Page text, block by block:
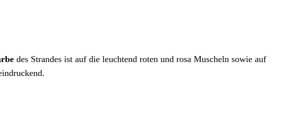
des Strandes ist auf die leuchtend roten und rosa Muscheln sowie auf